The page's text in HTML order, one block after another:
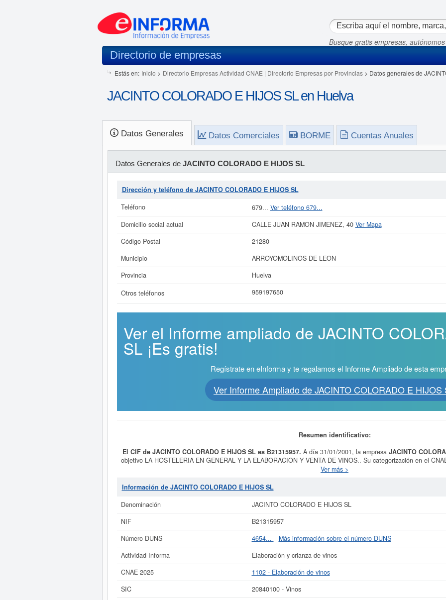
Busque gratis empresas,
Directorio de empresas
Estás en: Inicio > Directorio Empresas Actividad CNAE | Directorio Empresas por Provincias> Datos generales de
JACINTO COLORADO E HIJOS SL en Huelva
Datos Generales Datos Comerciales BORME Cuentas Anuales
Datos Generales de JACINTO COLORADO E HIJOS SL
Dirección y teléfono de JACINTO COLORADO E HIJOS SL
Teléfono
679... Ver teléfono 679...
Domicilio social actual
CALLE JUAN RAMON JIMENEZ, 40 Ver Mapa
Código Postal
21280
Municipio
ARROYOMOLINOS DE LEON
Provincia
Huelva
Otros teléfonos
959197650
Ver el Informe ampliado de JACINTO
SL ¡Es gratis!
Regístrate en eInforma y te regalamos el Informe Ampliado de esta
Ver Informe Ampliado de JACINTO COLORADO E HIJOS
Resumen identificativo:
El CIF de JACINTO COLORADO E HIJOS SL es B21315957. A día 31/01/2001, la empresa JACINTO
objetivo LA HOSTELERIA EN GENERAL Y LA ELABORACION Y VENTA DE VINOS.. Su categorización en el
JACINTO COLORADO E HIJOS SLcuenta con el número 20840100. El
empresaJACINTO COLORADO E HIJOS SLes de 1. Esta empresa se ha consultado en eInforma un total de
10/06/2026. Esta compañia puede solicitar alguna subvención y para informarse de cuales son, puede hacerlo en
Huelva.
Si está interesado en conocer más datos de la empresa JACINTO COLORADO E HIJOS SL puede
JACINTO COLORADO E HIJOS SL y consultar los resultados de sus años de actividad, así como los balances
La última actualización del informe de empresa se ha realizado el 28/07/2026.
Ver más >
Información de JACINTO COLORADO E HIJOS SL
Denominación
JACINTO COLORADO E HIJOS SL
NIF
B21315957
Número DUNS
4654...
Más información sobre el número DUNS
Actividad Informa
Elaboración y crianza de vinos
CNAE 2025
1102 - Elaboración de vinos
SIC
20840100 - Vinos